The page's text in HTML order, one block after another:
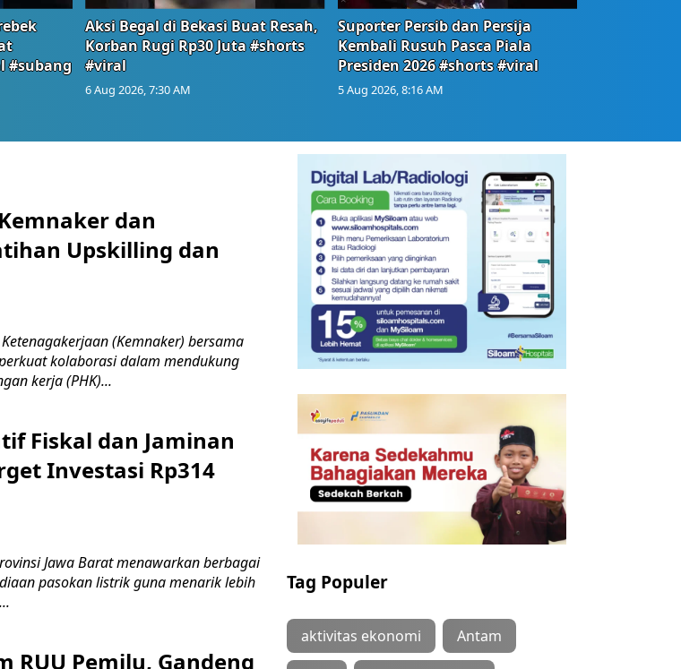
#subang
Aksi Begal di Bekasi Buat Resah,
Korban Rugi Rp30 Juta #shorts
#viral
6 Aug 2026, 7:30 AM
Suporter Persib dan Persija
Kembali Rusuh Pasca Piala
Presiden 2026 #shorts #viral
5 Aug 2026, 8:16 AM
dan
Upskilling dan
Ketenagakerjaan (Kemnaker) bersama
kolaborasi dalam mendukung
kerja (PHK)...
Fiskal dan Jaminan
Investasi Rp314
Jawa Barat menawarkan berbagai
pasokan listrik guna menarik lebih
RUU Pemilu, Gandeng
Tag Populer
aktivitas ekonomi Antam